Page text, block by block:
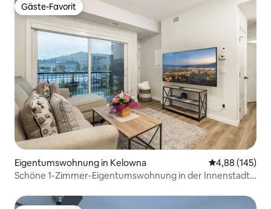
Gäste-Favorit
Gäste-Favorit
Eigentumswohnung in Kelowna
4,88 (145)
Schöne 1-Zimmer-Eigentumswohnung in der Innenstadt